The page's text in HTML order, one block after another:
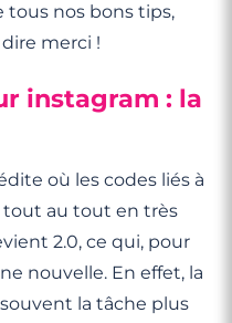
tous nos bons tips,
dire merci !
instagram : la
où les codes liés à
au tout en très
2.0, ce qui, pour
nouvelle. En effet, la
la tâche plus